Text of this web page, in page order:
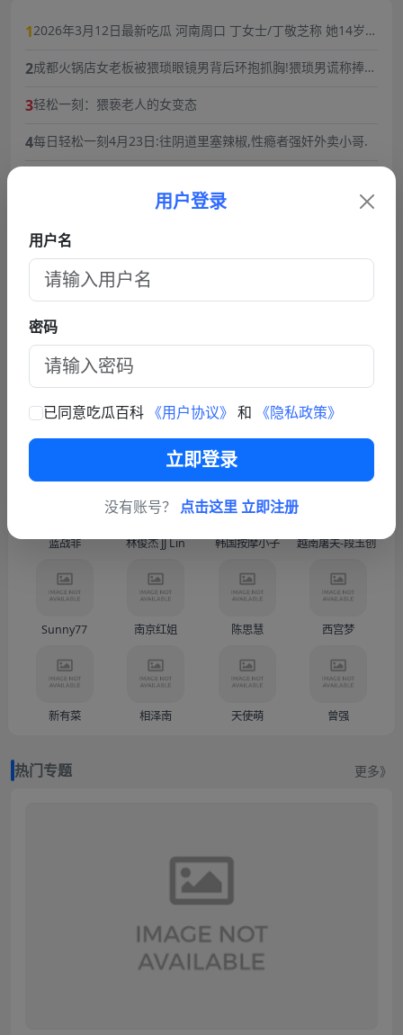
12026年3月12日最新吃瓜 河南周口 丁女士/丁敬芝称 她14岁时
暴力虐待囚禁
2成都火锅店女老板被猥琐眼镜男背后环抱抓胸!猥琐男谎称捧女
3轻松一刻：猥亵老人的女变态
4每日轻松一刻4月23日:往阴道里塞辣椒,性瘾者强奸外卖小哥.
细巨乳傲人最新一对一高价付费福利兄弟们快来感受榜一大哥
从抚仙湖梦碎到过往风波：黑料明星华晨宇事件复盘，流量与
责任的双重必修课
查看更多文章
联系我们
商务联系TG: https://t.me/fy587
热门人物 更多
蓝战非 林俊杰 JJ Lin 韩国按摩小子 越南屠夫-段玉创（
Sunny77 南京红姐 陈思慧 西宫梦
新有菜 相泽南 天使萌 曾强
热门专题 更多》
用户登录
用户名
密码
已同意吃瓜百科 《用户协议》 和 《隐私政策》
立即登录
没有账号？ 点击这里 立即注册